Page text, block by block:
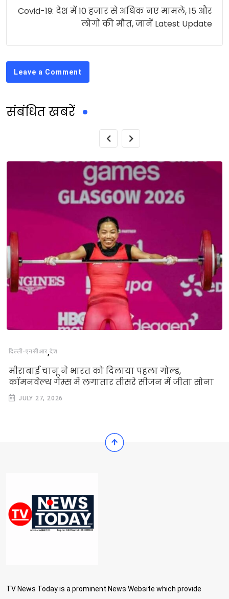
Covid-19: देश में 10 हजार से अधिक नए मामले, 15 और
लोगों की मौत, जानें Latest Update
Leave a Comment
संबंधित खबरें
दिल्‍ली-एनसीआर,देश
मीराबाई चानू ने भारत को दिलाया पहला गोल्ड,
कॉमनवेल्थ गेम्स में लगातार तीसरे सीजन में जीता सोना
JULY 27, 2026
TV News Today is a prominent News Website which provide